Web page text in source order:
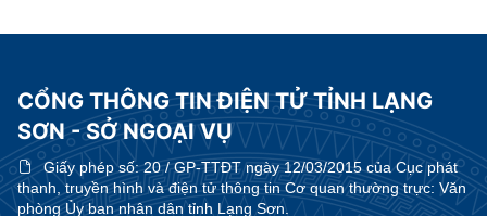
CỔNG THÔNG TIN ĐIỆN TỬ TỈNH LẠNG
SƠN - SỞ NGOẠI VỤ
Giấy phép số:20 / GP-TTĐT ngày 12/03/2015 của Cục phát
thanh, truyền hình và điện tử thông tin Cơ quan thường trực: Văn
phòng Ủy ban nhân dân tỉnh Lạng Sơn.